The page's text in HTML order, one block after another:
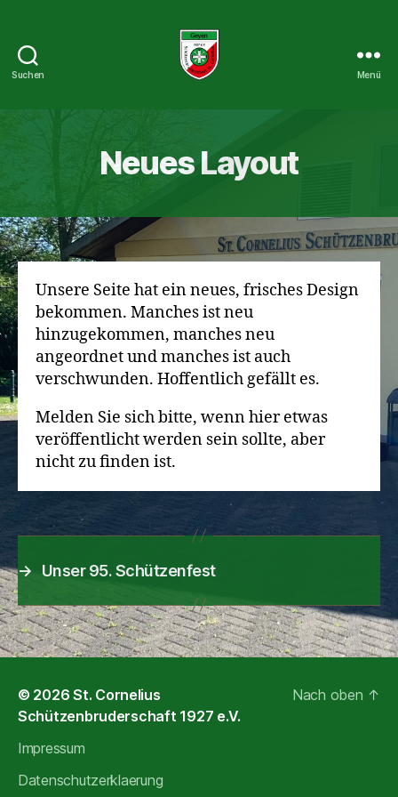
Suchen
1927
e.V.
Menü
Neues Layout
Unsere Seite hat ein neues, frisches Design
bekommen. Manches ist neu
hinzugekommen, manches neu
angeordnet und manches ist auch
verschwunden. Hoffentlich gefällt es.
Melden Sie sich bitte, wenn hier etwas
veröffentlicht werden sein sollte, aber
nicht zu finden ist.
→ Unser 95. Schützenfest
© 2026St. Cornelius
Schützenbruderschaft 1927 e.V.
Impressum
Datenschutzerklaerung
Nach oben ↑